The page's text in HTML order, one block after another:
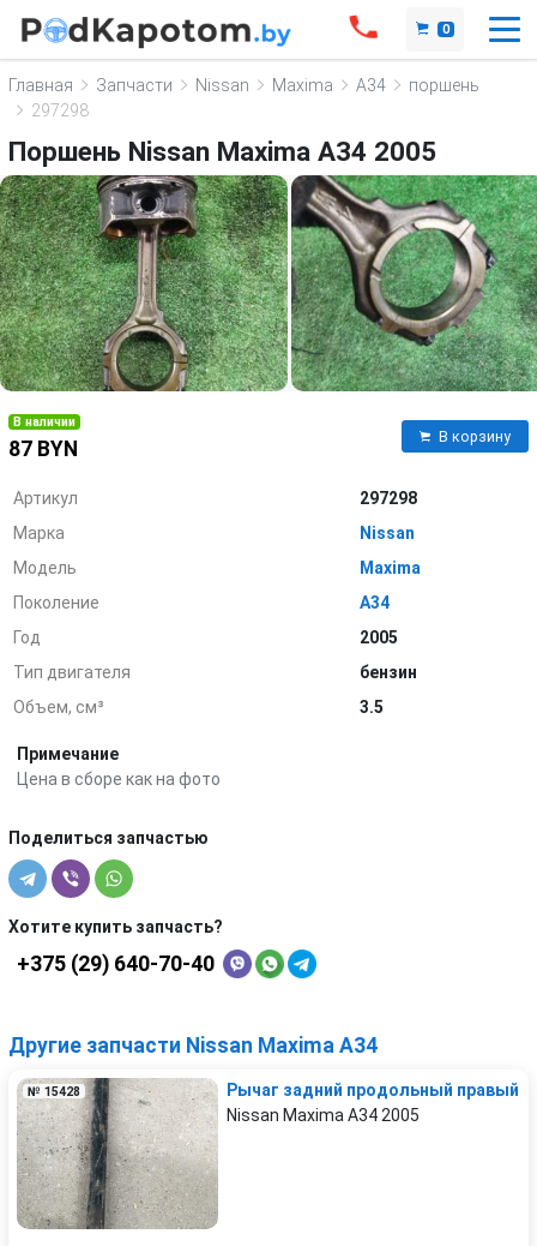
0
Главная Запчасти Nissan Maxima A34
поршень
297298
Поршень Nissan Maxima A34 2005
В наличии
87 BYN
В корзину
Артикул
297298
Марка
Nissan
Модель
Maxima
Поколение
A34
Год
2005
Тип двигателя
бензин
Объем, см³
3.5
Примечание
Цена в сборе как на фото
Поделиться запчастью
Хотите купить запчасть?
+375 (29) 640-70-40
Другие запчасти Nissan Maxima A34
№ 15428
Рычаг задний продольный правый
Nissan Maxima A34 2005